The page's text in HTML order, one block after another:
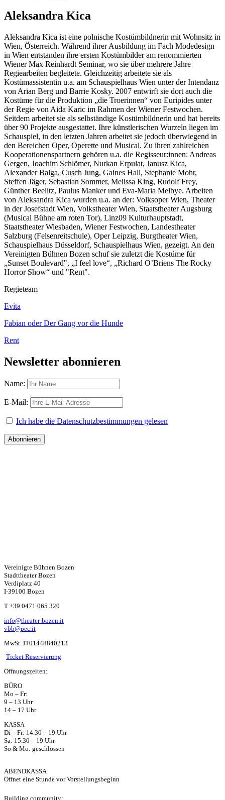
Aleksandra Kica
Aleksandra Kica ist eine polnische Kostümbildnerin mit Wohnsitz in
Wien, Österreich. Während ihrer Ausbildung im Fach Modedesign
in Wien entstanden ihre ersten Kostümbilder am renommierten
Wiener Max Reinhardt Seminar, wo sie über mehrere Jahre
Regiearbeiten begleitete. Gleichzeitig arbeitete sie als
Kostümassistentin u.a. am Schauspielhaus Wien unter der Intendanz
von Arian Berg und Barrie Kosky. 2007 entwirft sie dort auch die
Kostüme für die Produktion „die Troerinnen“ von Euripides unter
der Regie von Aida Karic im Rahmen der Wiener Festwochen.
Seitdem arbeitet sie als selbständige Kostümbildnerin und hat bereits
über 90 Projekte ausgestattet. Ihre künstlerischen Wurzeln liegen im
Schauspiel, in den letzten Jahren arbeitet sie jedoch überwiegend in
den Bereichen Oper, Operette und Musical. Zu ihren zahlreichen
Kooperationenspartnern gehören u.a. die Regisseur:innen: Andreas
Gergen, Joachim Schlömer, Nurkan Erpulat, Janusz Kica,
Alexander Balga, Cusch Jung, Gaines Hall, Stephanie Mohr,
Steffen Jäger, Sebastian Sommer, Melissa King, Rudolf Frey,
Günther Beelitz, Paulus Manker und Eva-Maria Melbye. Arbeiten
von Aleksandra Kica wurden u.a. an der: Volksoper Wien, Theater
in der Josefstadt Wien, Volkstheater Wien, Staatstheater Augsburg
(Musical Bühne am roten Tor), Linz09 Kulturhauptstadt,
Staatstheater Wiesbaden, Wiener Festwochen, Landestheater
Salzburg (Felsenreitschule), Oper Leipzig, Burgtheater Wien,
Schauspielhaus Düsseldorf, Schauspielhaus Wien, gezeigt. An den
Vereinigten Bühnen Bozen schuf sie zuletzt die Kostüme für
„Sunset Boulevard", „I feel love“, „Richard O’Briens The Rocky
Horror Show“ und "Rent".
Regieteam
Evita
Fabian oder Der Gang vor die Hunde
Rent
Newsletter abonnieren
Name:
E-Mail:
Ich habe die Datenschutzbestimmungen gelesen
Vereinigte Bühnen Bozen
Stadttheater Bozen
Verdiplatz 40
I-39100 Bozen
T +39 0471 065 320
info@theater-bozen.it
vbb@pec.it
MwSt. IT01448840213
W
ha
ts
ap
p
Ticket Reservierung
Öffnungszeiten:
BÜRO
Mo – Fr:
9 – 13 Uhr
14 – 17 Uhr
KASSA
Di – Fr: 14.30 – 19 Uhr
Sa: 15.30 – 19 Uhr
So & Mo: geschlossen
ABENDKASSA
Öffnet eine Stunde vor Vorstellungsbeginn
Building community: